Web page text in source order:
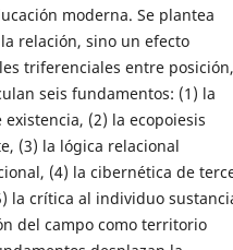
moderna. Se plantea
relación, sino un efecto
triferenciales entre posición,
seis fundamentos: (1) la
(2) la ecopoiesis
(3) la lógica relacional
(4) la cibernética de
la crítica al individuo
del campo como territorio